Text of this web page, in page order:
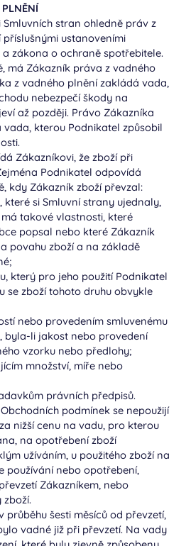
Smluvních stran ohledně práv z
ustanoveními
zákona o ochraně spotřebitele.
má Zákazník práva z vadného
z vadného plnění zakládá vada,
nebezpečí škody na
až později. Právo Zákazníka
kterou Podnikatel způsobil
Zákazníkovi, že zboží při
Podnikatel odpovídá
kdy Zákazník zboží převzal:
které si Smluvní strany ujednaly,
takové vlastnosti, které
popsal nebo které Zákazník
povahu zboží a na základě
který pro jeho použití Podnikatel
se zboží tohoto druhu obvykle
nebo provedením smluvenému
byla-li jakost nebo provedení
vzorku nebo předlohy;
množství, míře nebo
právních předpisů.
Obchodních podmínek se nepoužijí
nižší cenu na vadu, pro kterou
na opotřebení zboží
užíváním, u použitého zboží na
používání nebo opotřebení,
Zákazníkem, nebo
průběhu šesti měsíců od převzetí,
vadné již při převzetí. Na vady